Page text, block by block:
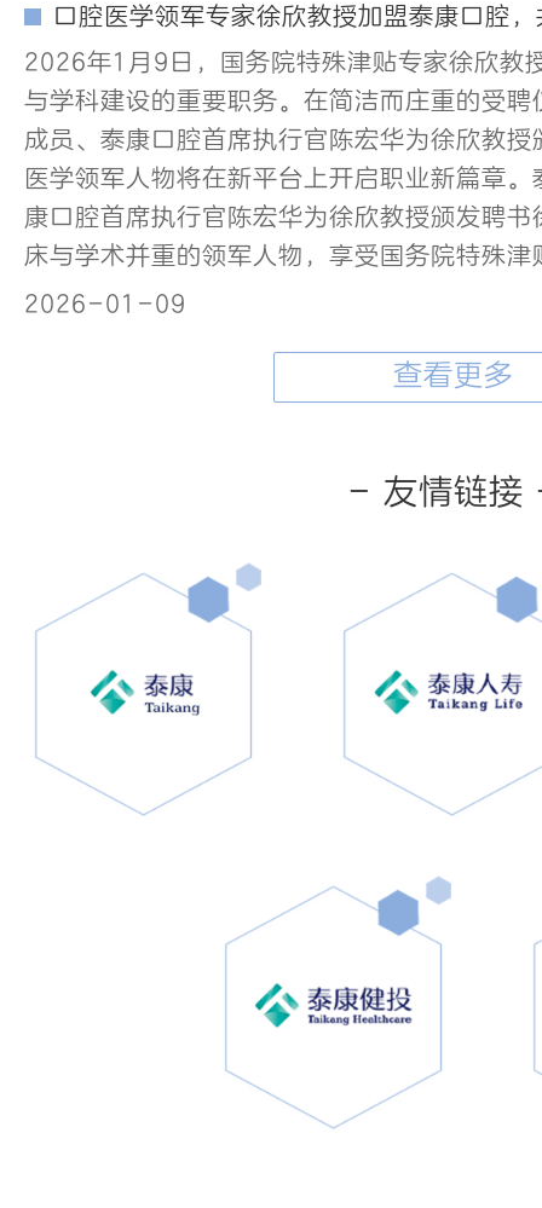
口腔医学领军专家徐欣教授加盟泰康口腔
2026年1月9日，国务院特殊津贴专家徐欣教
与学科建设的重要职务。在简洁而庄重的受
成员、泰康口腔首席执行官陈宏华为徐欣教
医学领军人物将在新平台上开启职业新篇章
康口腔首席执行官陈宏华为徐欣教授颁发聘
床与学术并重的领军人物，享受国务院特殊
2026-01-09
查看更多
- 友情链